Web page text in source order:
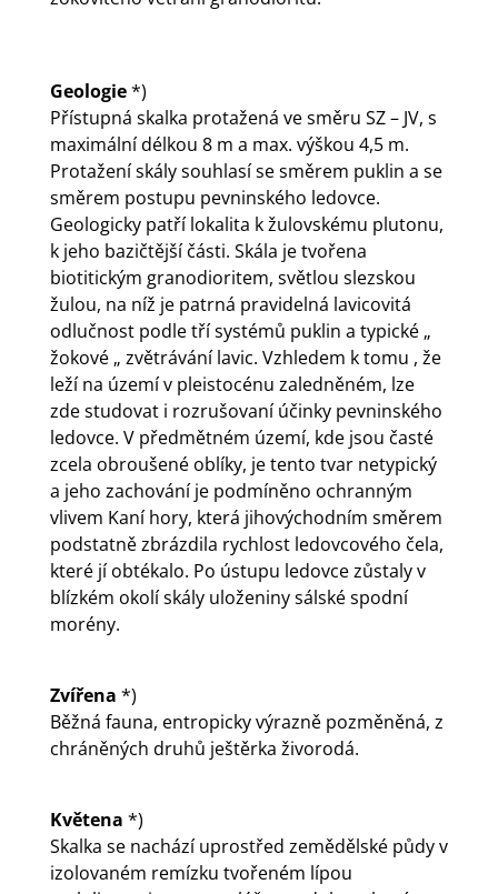
Geologie*)
Přístupná skalka protažená ve směru SZ – JV, s
maximální délkou 8 m a max. výškou 4,5 m.
Protažení skály souhlasí se směrem puklin a se
směrem postupu pevninského ledovce.
Geologicky patří lokalita k žulovskému plutonu,
k jeho bazičtější části. Skála je tvořena
biotitickým granodioritem, světlou slezskou
žulou, na níž je patrná pravidelná lavicovitá
odlučnost podle tří systémů puklin a typické „
žokové „ zvětrávání lavic. Vzhledem k tomu , že
leží na území v pleistocénu zaledněném, lze
zde studovat i rozrušovaní účinky pevninského
ledovce. V předmětném území, kde jsou časté
zcela obroušené oblíky, je tento tvar netypický
a jeho zachování je podmíněno ochranným
vlivem Kaní hory, která jihovýchodním směrem
podstatně zbrázdila rychlost ledovcového čela,
které jí obtékalo. Po ústupu ledovce zůstaly v
blízkém okolí skály uloženiny sálské spodní
morény.
Zvířena *)
Běžná fauna, entropicky výrazně pozměněná, z
chráněných druhů ještěrka živorodá.
Květena *)
Skalka se nachází uprostřed zemědělské půdy v
izolovaném remízku tvořeném lípou